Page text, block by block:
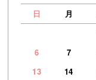
日
月
6
7
13
14